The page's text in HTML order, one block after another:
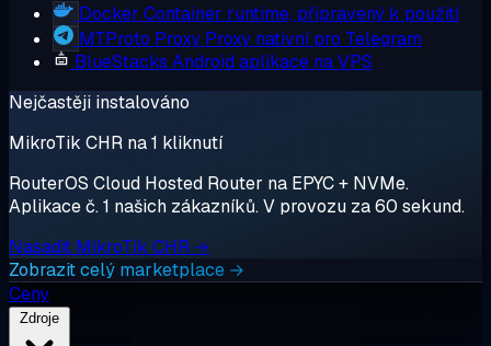
Docker Container runtime, připravený k použití
MTProto Proxy Proxy nativní pro Telegram
BlueStacks Android aplikace na VPS
Nejčastěji instalováno
MikroTik CHR na 1 kliknutí
RouterOS Cloud Hosted Router na EPYC + NVMe.
Aplikace č. 1 našich zákazníků. V provozu za 60 sekund.
Nasadit MikroTik CHR →
Zobrazit celý marketplace →
Ceny